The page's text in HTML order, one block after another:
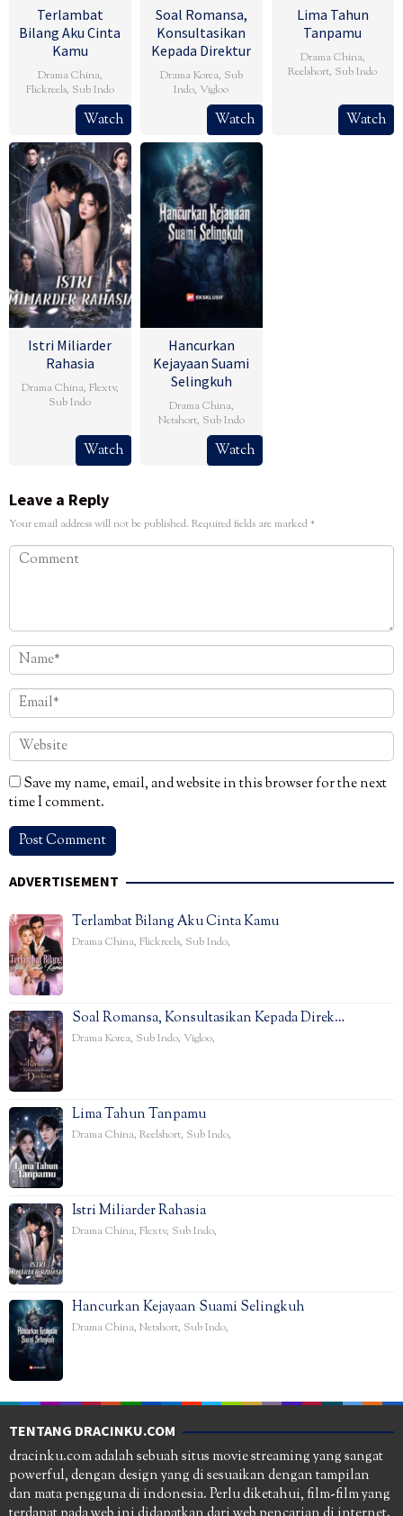
Terlambat
Bilang Aku Cinta
Kamu
Drama China,
Flickreels, Sub Indo
Watch
Soal Romansa,
Konsultasikan
Kepada Direktur
Drama Korea, Sub
Indo,Vigloo
Watch
Lima Tahun
Tanpamu
Drama China,
Reelshort, Sub Indo
Watch
Istri Miliarder
Rahasia
Drama China, Flextv,
Sub Indo
Watch
Hancurkan
Kejayaan Suami
Selingkuh
Drama China,
Netshort, Sub Indo
Watch
Leave a Reply
Your email address will not be published. Required fields are marked*
Save my name, email, and website in this browser for the next
time I comment.
ADVERTISEMENT
Terlambat Bilang Aku Cinta Kamu
Drama China, Flickreels, Sub Indo,
Soal Romansa, Konsultasikan Kepada Direk…
Drama Korea, Sub Indo, Vigloo,
Lima Tahun Tanpamu
Drama China, Reelshort, Sub Indo,
Istri Miliarder Rahasia
Drama China, Flextv, Sub Indo,
Hancurkan Kejayaan Suami Selingkuh
Drama China, Netshort, Sub Indo,
TENTANG DRACINKU.COM
dracinku.com adalah sebuah situs movie streaming yang sangat
powerful, dengan design yang di sesuaikan dengan tampilan
dan mata pengguna di indonesia. Perlu diketahui, film-film yang